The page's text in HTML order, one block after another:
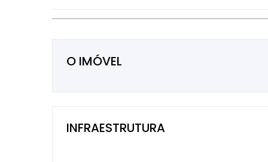
O IMÓVEL
INFRAESTRUTURA